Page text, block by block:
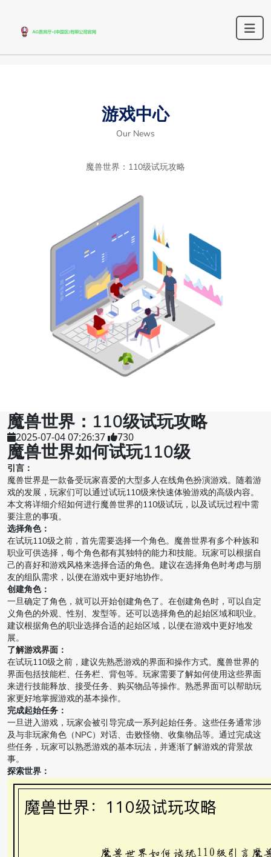
游戏中心
Our News
魔兽世界：110级试玩攻略
魔兽世界：110级试玩攻略
2025-07-04 07:26:37 730
魔兽世界如何试玩110级
引言：
魔兽世界是一款备受玩家喜爱的大型多人在线角色扮演游戏。随着游
戏的发展，玩家们可以通过试玩110级来快速体验游戏的高级内容。
本文将详细介绍如何进行魔兽世界的110级试玩，以及试玩过程中需
要注意的事项。
选择角色：
在试玩110级之前，首先需要选择一个角色。魔兽世界有多个种族和
职业可供选择，每个角色都有其独特的能力和技能。玩家可以根据自
己的喜好和游戏风格来选择合适的角色。建议在选择角色时考虑与朋
友的组队需求，以便在游戏中更好地协作。
创建角色：
一旦确定了角色，就可以开始创建角色了。在创建角色时，可以自定
义角色的外观、性别、发型等。还可以选择角色的起始区域和职业。
建议根据角色的职业选择合适的起始区域，以便在游戏中更好地发
展。
了解游戏界面：
在试玩110级之前，建议先熟悉游戏的界面和操作方式。魔兽世界的
界面包括技能栏、任务栏、背包等。玩家需要了解如何使用这些界面
来进行技能释放、接受任务、购买物品等操作。熟悉界面可以帮助玩
家更好地掌握游戏的基本操作。
完成起始任务：
一旦进入游戏，玩家会被引导完成一系列起始任务。这些任务通常涉
及与非玩家角色（NPC）对话、击败怪物、收集物品等。通过完成这
些任务，玩家可以熟悉游戏的基本玩法，并逐渐了解游戏的背景故
事。
探索世界：